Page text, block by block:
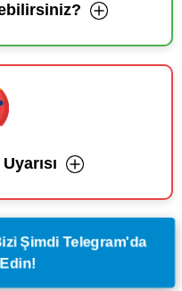
Şimdi Telegram'da